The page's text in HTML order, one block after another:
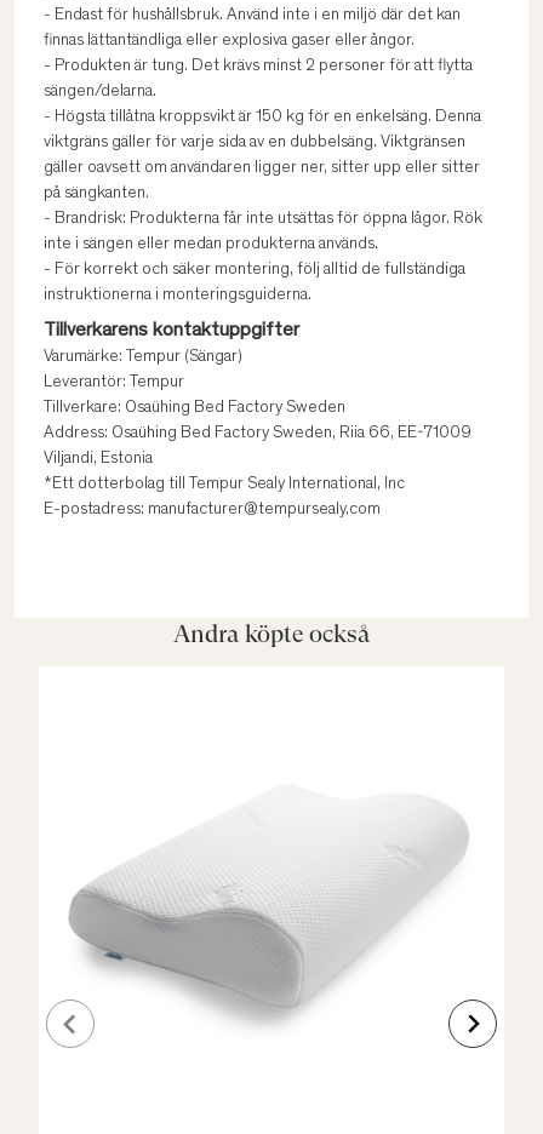
- Endast för hushållsbruk. Använd inte i en miljö där det kan
finnas lättantändliga eller explosiva gaser eller ångor.
- Produkten är tung. Det krävs minst 2 personer för att flytta
sängen/delarna.
- Högsta tillåtna kroppsvikt är 150 kg för en enkelsäng. Denna
viktgräns gäller för varje sida av en dubbelsäng. Viktgränsen
gäller oavsett om användaren ligger ner, sitter upp eller sitter
på sängkanten.
- Brandrisk: Produkterna får inte utsättas för öppna lågor. Rök
inte i sängen eller medan produkterna används.
- För korrekt och säker montering, följ alltid de fullständiga
instruktionerna i monteringsguiderna.
Tillverkarens kontaktuppgifter
Varumärke: Tempur (Sängar)
Leverantör: Tempur
Tillverkare: Osaühing Bed Factory Sweden
Address: Osaühing Bed Factory Sweden, Riia 66, EE-71009
Viljandi, Estonia
*Ett dotterbolag till Tempur Sealy International, Inc
E-postadress: manufacturer@tempursealy.com
Andra köpte också